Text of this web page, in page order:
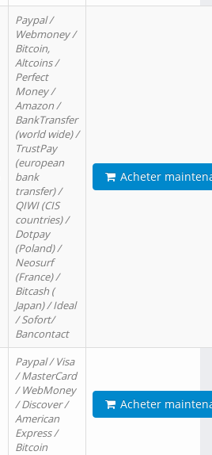
Paypal /
Webmoney /
Bitcoin,
Altcoins /
Perfect
Money /
Amazon /
BankTransfer
(world wide) /
TrustPay
(european
bank
transfer) /
QIWI (CIS
countries) /
Dotpay
(Poland) /
Neosurf
(France) /
Bitcash (
Japan) / Ideal
/ Sofort/
Bancontact
Acheter
Paypal / Visa
/ MasterCard
/ WebMoney
/ Discover /
American
Express /
Bitcoin
Acheter